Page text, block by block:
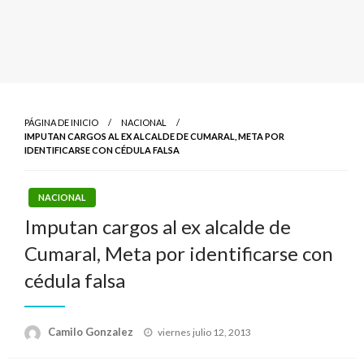
PÁGINA DE INICIO
NACIONAL
IMPUTAN CARGOS AL EX ALCALDE DE CUMARAL, META POR
IDENTIFICARSE CON CÉDULA FALSA
NACIONAL
Imputan cargos al ex alcalde de
Cumaral, Meta por identificarse con
cédula falsa
Camilo Gonzalez
Publicado
viernes julio 12, 2013